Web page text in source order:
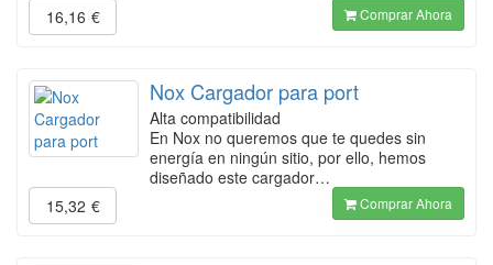
16,16 € Comprar Ahora
Nox Cargador para port
Alta compatibilidad
En Nox no queremos que te quedes sin
energía en ningún sitio, por ello, hemos
diseñado este cargador…
15,32 € Comprar Ahora